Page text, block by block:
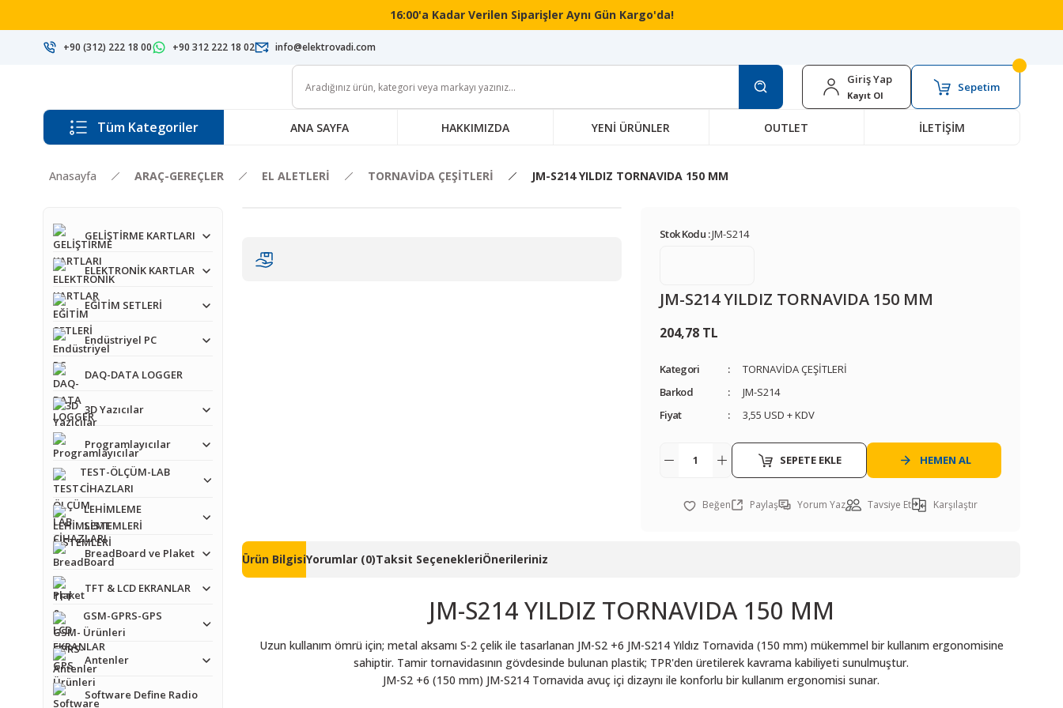
16:00'a Kadar Verilen Siparişler Aynı Gün Kargo'da!
+90 (312) 222 18 00 +90 312 222 18 02 info@elektrovadi.com
Giriş Yap
Kayıt Ol
Sepetim
Tüm Kategoriler ANA SAYFA HAKKIMIZDA YENİ ÜRÜNLER OUTLET İLETİŞİM
Anasayfa ARAÇ-GEREÇLER EL ALETLERİ TORNAVİDA ÇEŞİTLERİ JM-S214 YILDIZ TORNAVIDA 150 MM
GELİŞTİRME KARTLARI
ELEKTRONİK KARTLAR
EĞİTİM SETLERİ
Endüstriyel PC
DAQ-DATA LOGGER
3D Yazıcılar
Programlayıcılar
TEST-ÖLÇÜM-LAB
CİHAZLARI
LEHİMLEME
SİSTEMLERİ
BreadBoard ve Plaket
TFT & LCD EKRANLAR
GSM-GPRS-GPS
Ürünleri
Antenler
Software Define Radio
Stok Kodu :JM-S214
JM-S214 YILDIZ TORNAVIDA 150 MM
204,78 TL
Kategori
TORNAVİDA ÇEŞİTLERİ
Barkod
JM-S214
Fiyat
3,55 USD + KDV
SEPETE EKLE HEMEN AL
Paylaş Yorum Yaz Tavsiye Et Karşılaştır
Ürün BilgisiYorumlar (0)Taksit SeçenekleriÖnerileriniz
JM-S214 YILDIZ TORNAVIDA 150 MM
Uzun kullanım ömrü için; metal aksamı S-2 çelik ile tasarlanan JM-S2 +6 JM-S214 Yıldız Tornavida (150 mm) mükemmel bir kullanım ergonomisine
sahiptir. Tamir tornavidasının gövdesinde bulunan plastik; TPR'den üretilerek kavrama kabiliyeti sunulmuştur.
JM-S2 +6 (150 mm) JM-S214 Tornavida avuç içi dizaynı ile konforlu bir kullanım ergonomisi sunar.